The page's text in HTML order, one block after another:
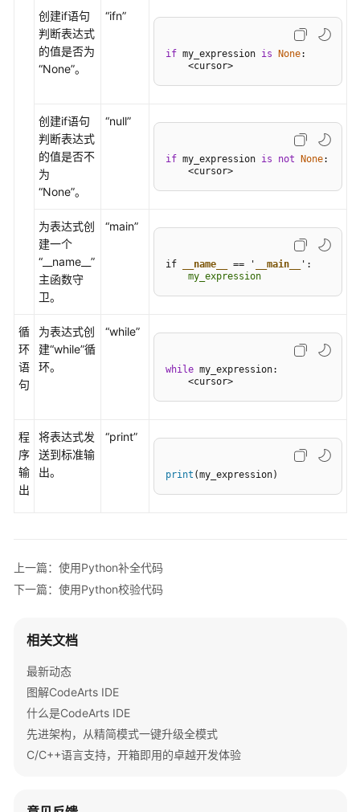
置
使
用
for
RemoteShell
使
用
成
终
端
运
行
令
使
行
运
行
用
CodeArts
三
扩
展
最
佳
创建if语句
判断表达式
的值是否为
“None”。
“ifn”
if my_expression is None:
    <cursor>
创建if语句
判断表达式
的值是否不
为
“None”。
“null”
if my_expression is not None:
    <cursor>
为表达式创
建一个
“__name__”
主函数守
卫。
“main”
if __name__ == ' __main__
    my_expression
循
环
语
句
为表达式创
建“while”循
环。
“while”
while my_expression:
    <cursor>
程
序
输
出
将表达式发
送到标准输
出。
“print”
print (my_expression)
上一篇：使用Python补全代码
下一篇：使用Python校验代码
相关文档
最新动态
图解CodeArts IDE
什么是CodeArts IDE
先进架构，从精简模式一键升级全模式
C/C++语言支持，开箱即用的卓越开发体验